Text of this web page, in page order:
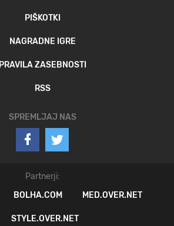
PIŠKOTKI
NAGRADNE IGRE
PRAVILA ZASEBNOSTI
RSS
SPREMLJAJ NAS
Partnerji:
BOLHA.COM MED.OVER.NET
STYLE.OVER.NET